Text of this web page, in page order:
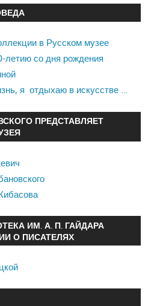
в Русском музее
летию со дня рождения
я отдыхаю в искусстве …
ПРЕДСТАВЛЯЕТ
ИМ. А. П. ГАЙДАРА
О ПИСАТЕЛЯХ